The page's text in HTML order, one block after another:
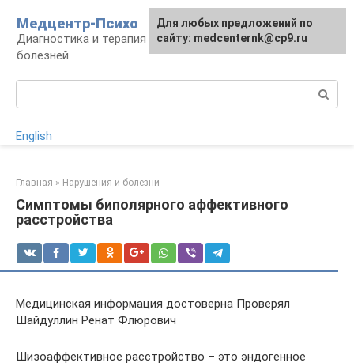
контенту
Медцентр-Психо
Диагностика и терапия психоневрологических
болезней
English
Главная » Нарушения и болезни
Симптомы биполярного аффективного
расстройства
Медицинская информация достоверна Проверял
Шайдуллин Ренат Флюрович
Шизоаффективное расстройство – это эндогенное
Для любых предложений по
сайту: medcenternk@cp9.ru